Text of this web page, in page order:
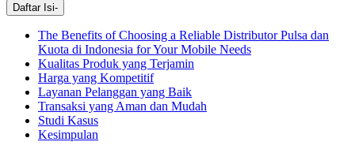
Daftar Isi-
The Benefits of Choosing a Reliable Distributor Pulsa dan
Kuota di Indonesia for Your Mobile Needs
Kualitas Produk yang Terjamin
Harga yang Kompetitif
Layanan Pelanggan yang Baik
Transaksi yang Aman dan Mudah
Studi Kasus
Kesimpulan